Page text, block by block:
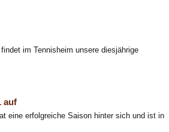
im Tennisheim unsere diesjährige
auf
eine erfolgreiche Saison hinter sich und ist in